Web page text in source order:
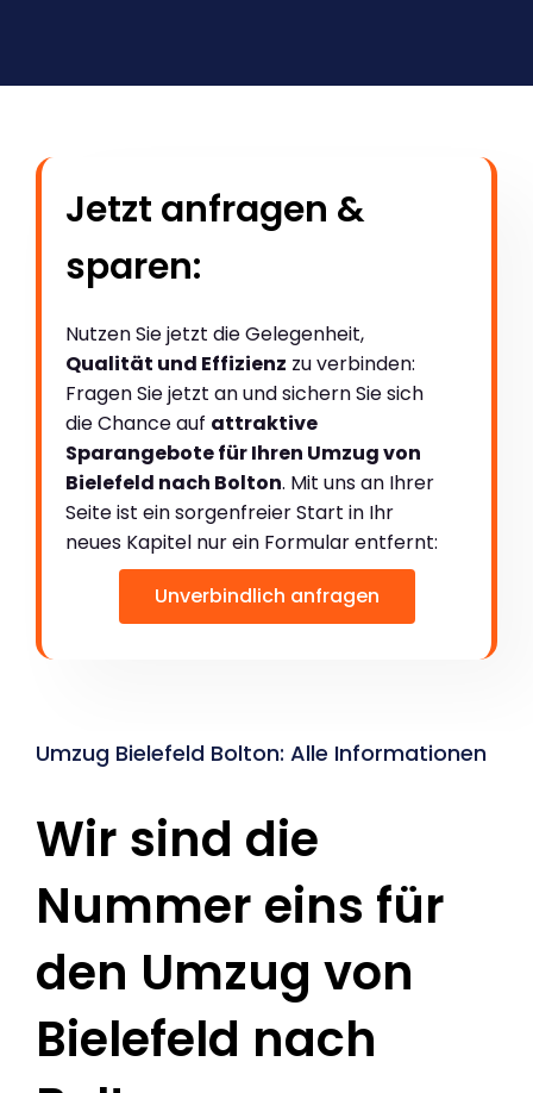
Jetzt anfragen &
sparen:
Nutzen Sie jetzt die Gelegenheit,
Qualität und Effizienz zu verbinden:
Fragen Sie jetzt an und sichern Sie sich
die Chance auf attraktive
Sparangebote für Ihren Umzug von
Bielefeld nach Bolton. Mit uns an Ihrer
Seite ist ein sorgenfreier Start in Ihr
neues Kapitel nur ein Formular entfernt:
Unverbindlich anfragen
Umzug Bielefeld Bolton: Alle Informationen
Wir sind die
Nummer eins für
den Umzug von
Bielefeld nach